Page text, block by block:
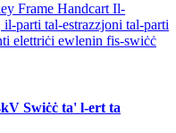
Frame Handcart Il-
parti tal-estrazzjoni tal-parti
elettriċi ewlenin fis-swiċċ
Swiċċ ta' l-ert ta